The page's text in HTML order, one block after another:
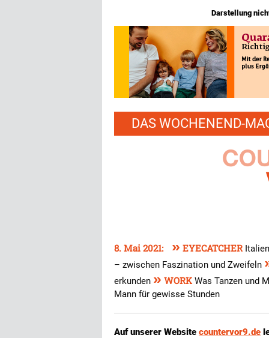
Darstellung
DAS WOCHENEND-
8. Mai 2021: » EYECATCHER
– zwischen Faszination und Zweifeln
erkunden » WORK Was Tanzen und
Mann für gewisse Stunden
Auf unserer Website countervor9.de